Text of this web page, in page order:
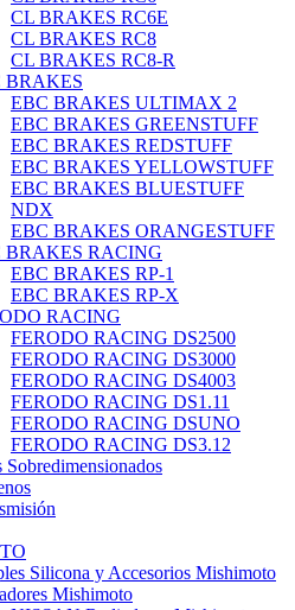
CL BRAKES RC6E
CL BRAKES RC8
CL BRAKES RC8-R
BRAKES
EBC BRAKES ULTIMAX 2
EBC BRAKES GREENSTUFF
EBC BRAKES REDSTUFF
EBC BRAKES YELLOWSTUFF
EBC BRAKES BLUESTUFF
NDX
EBC BRAKES ORANGESTUFF
BRAKES RACING
EBC BRAKES RP-1
EBC BRAKES RP-X
RACING
FERODO RACING DS2500
FERODO RACING DS3000
FERODO RACING DS4003
FERODO RACING DS1.11
FERODO RACING DSUNO
FERODO RACING DS3.12
Sobredimensionados
Silicona y Accesorios Mishimoto
Mishimoto